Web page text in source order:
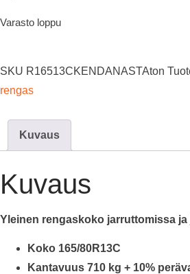
Varasto loppu
SKU R16513CKENDANASTAton
rengas
Kuvaus
Kuvaus
Yleinen rengaskoko jarruttomissa
Koko 165/80R13C
Kantavuus 710 kg + 10%